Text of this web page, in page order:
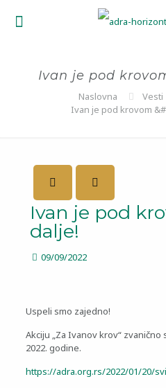
Ivan je pod
Naslovna Vesti
Ivan je pod krovom
Ivan je pod
dalje!
09/09/2022
Uspeli smo zajedno!
Akciju „Za Ivanov krov“
2022. godine.
https://adra.org.rs/2022/01/20/